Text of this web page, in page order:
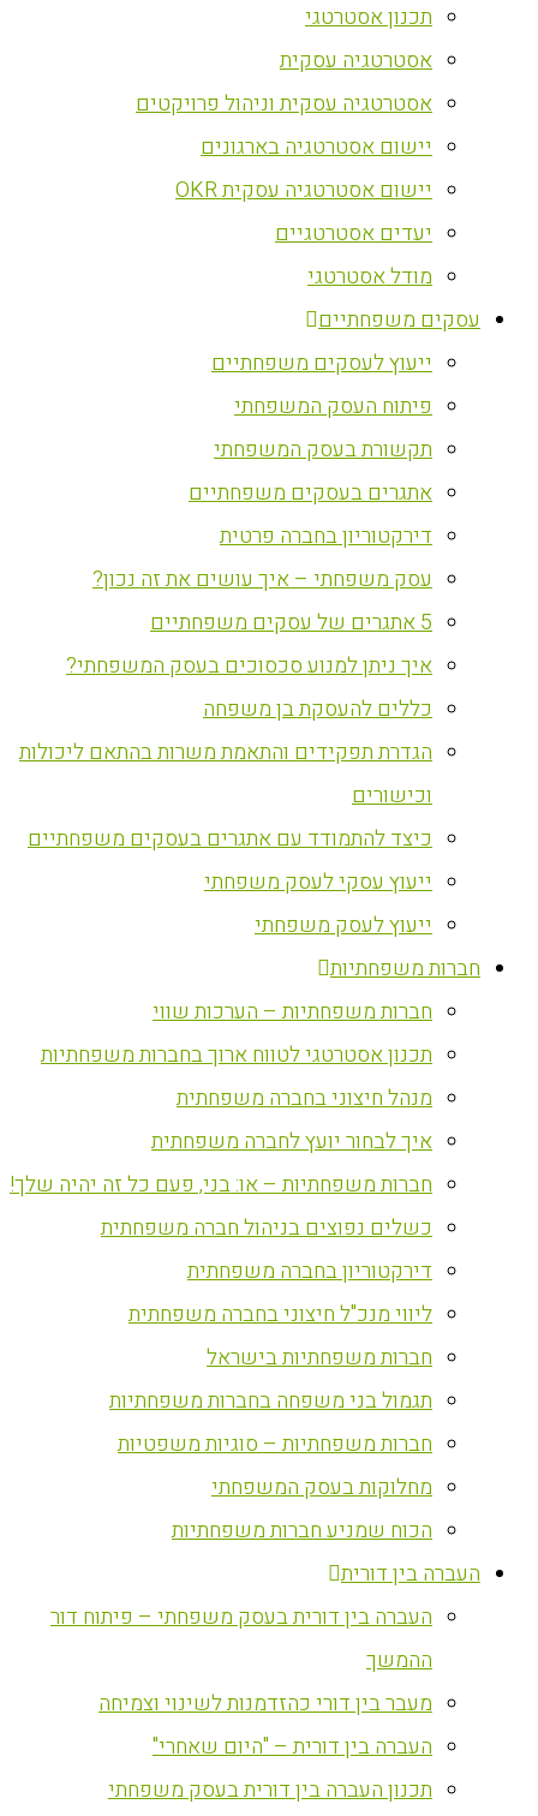
תכנון אסטרטגי
אסטרטגיה עסקית
אסטרטגיה עסקית וניהול פרויקטים
יישום אסטרטגיה בארגונים
יישום אסטרטגיה עסקית OKR
יעדים אסטרטגיים
מודל אסטרטגי
עסקים משפחתיים
ייעוץ לעסקים משפחתיים
פיתוח העסק המשפחתי
תקשורת בעסק המשפחתי
אתגרים בעסקים משפחתיים
דירקטוריון בחברה פרטית
עסק משפחתי – איך עושים את זה נכון?
5 אתגרים של עסקים משפחתיים
איך ניתן למנוע סכסוכים בעסק המשפחתי?
כללים להעסקת בן משפחה
הגדרת תפקידים והתאמת משרות בהתאם ליכולות
וכישורים
כיצד להתמודד עם אתגרים בעסקים משפחתיים
ייעוץ עסקי לעסק משפחתי
ייעוץ לעסק משפחתי
חברות משפחתיות
חברות משפחתיות – הערכות שווי
תכנון אסטרטגי לטווח ארוך בחברות משפחתיות
מנהל חיצוני בחברה משפחתית
איך לבחור יועץ לחברה משפחתית
חברות משפחתיות – או: בני, פעם כל זה יהיה שלך!
כשלים נפוצים בניהול חברה משפחתית
דירקטוריון בחברה משפחתית
ליווי מנכ"ל חיצוני בחברה משפחתית
חברות משפחתיות בישראל
תגמול בני משפחה בחברות משפחתיות
חברות משפחתיות – סוגיות משפטיות
מחלוקות בעסק המשפחתי
הכוח שמניע חברות משפחתיות
העברה בין דורית
העברה בין דורית בעסק משפחתי – פיתוח דור
ההמשך
מעבר בין דורי כהזדמנות לשינוי וצמיחה
העברה בין דורית – "היום שאחרי"
תכנון העברה בין דורית בעסק משפחתי